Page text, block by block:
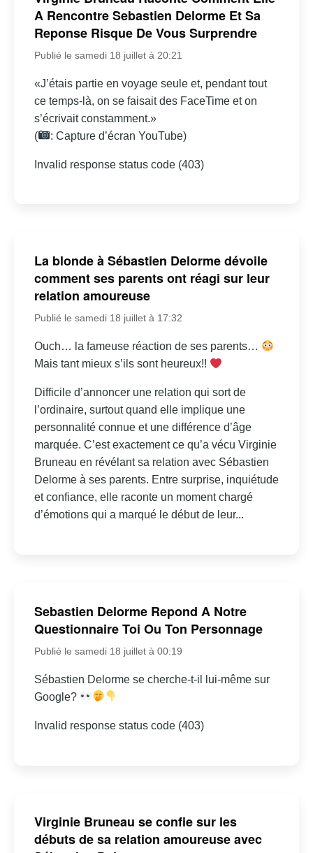
A Rencontre Sebastien Delorme Et Sa
Reponse Risque De Vous Surprendre
Publié le samedi 18 juillet à 20:21
«J’étais partie en voyage seule et, pendant tout
ce temps-là, on se faisait des FaceTime et on
s’écrivait constamment.»
(
: Capture d’écran YouTube)
Invalid response status code (403)
La blonde à Sébastien Delorme dévoile
comment ses parents ont réagi sur leur
relation amoureuse
Publié le samedi 18 juillet à 17:32
Ouch… la fameuse réaction de ses parents…
Mais tant mieux s’ils sont heureux!!
Difficile d’annoncer une relation qui sort de
l’ordinaire, surtout quand elle implique une
personnalité connue et une différence d’âge
marquée. C’est exactement ce qu’a vécu Virginie
Bruneau en révélant sa relation avec Sébastien
Delorme à ses parents. Entre surprise, inquiétude
et confiance, elle raconte un moment chargé
d’émotions qui a marqué le début de leur...
Sebastien Delorme Repond A Notre
Questionnaire Toi Ou Ton Personnage
Publié le samedi 18 juillet à 00:19
Sébastien Delorme se cherche-t-il lui-même sur
Google?
Invalid response status code (403)
Virginie Bruneau se confie sur les
débuts de sa relation amoureuse avec